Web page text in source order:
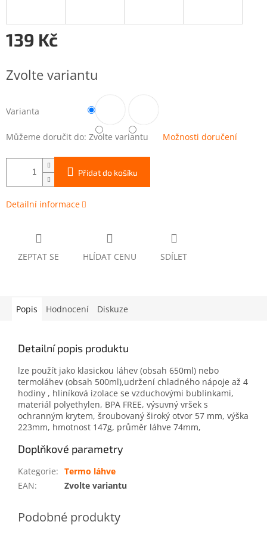
139 Kč
cena:
Zvolte variantu
Varianta
Můžeme doručit do: Zvolte variantu Možnosti doručení
Přidat do košíku
Detailní informace
ZEPTAT SE HLÍDAT CENU SDÍLET
Popis Hodnocení Diskuze
Detailní popis produktu
lze použít jako klasickou láhev (obsah 650ml) nebo
termoláhev (obsah 500ml),udržení chladného nápoje až 4
hodiny , hliníková izolace se vzduchovými bublinkami,
materiál polyethylen, BPA FREE, výsuvný vršek s
ochranným krytem, šroubovaný široký otvor 57 mm, výška
223mm, hmotnost 147g, průměr láhve 74mm,
Doplňkové parametry
Kategorie: Termo láhve
EAN: Zvolte variantu